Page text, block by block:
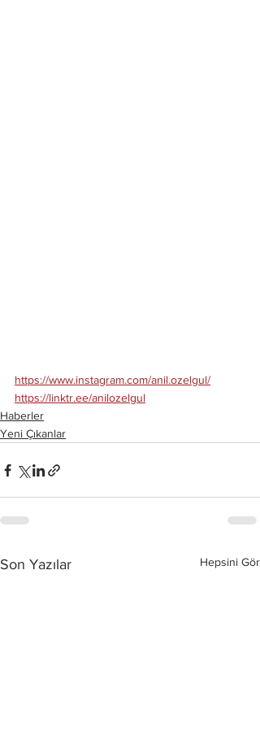
https://www.instagram.com/anil.ozelgul/
https://linktr.ee/anilozelgul
Haberler
Yeni Çıkanlar
Son Yazılar Hepsini Gör